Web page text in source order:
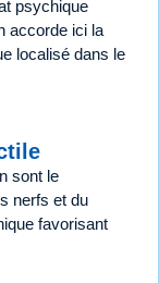
psychique
accorde ici la
localisé dans le
sont le
nerfs et du
favorisant